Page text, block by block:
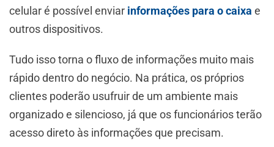
celular é possível enviar informações para o caixa e
outros dispositivos.
Tudo isso torna o fluxo de informações muito mais
rápido dentro do negócio. Na prática, os próprios
clientes poderão usufruir de um ambiente mais
organizado e silencioso, já que os funcionários terão
acesso direto às informações que precisam.